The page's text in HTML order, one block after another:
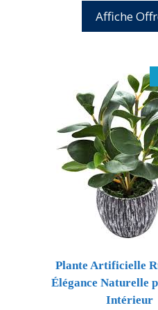
era:
Affiche
Plante Artificielle
Élégance Naturelle
Intérieur